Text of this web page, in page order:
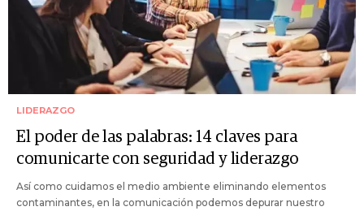
LIDERAZGO
El poder de las palabras: 14 claves para
comunicarte con seguridad y liderazgo
Así como cuidamos el medio ambiente eliminando elementos
contaminantes, en la comunicación podemos depurar nuestro